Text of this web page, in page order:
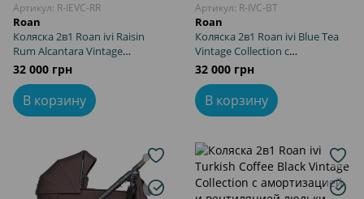
Артикул: R-IEVC-RR
Roan
Коляска 2в1 Roan ivi Raisin
Rum Alcantara Vintage
Collection с амортизацией и
вентиляцией люльки
32 000 грн
В корзину
Артикул: R-IVC-BT
Roan
Коляска 2в1 Roan ivi Blue Tea
Vintage Collection с
амортизацией и вентиляцией
32 000 грн
В корзину